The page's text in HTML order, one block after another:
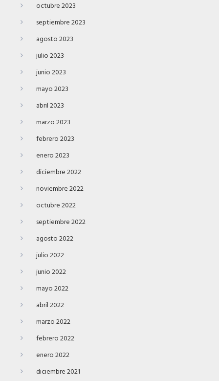
octubre 2023
septiembre 2023
agosto 2023
julio 2023
junio 2023
mayo 2023
abril 2023
marzo 2023
febrero 2023
enero 2023
diciembre 2022
noviembre 2022
octubre 2022
septiembre 2022
agosto 2022
julio 2022
junio 2022
mayo 2022
abril 2022
marzo 2022
febrero 2022
enero 2022
diciembre 2021